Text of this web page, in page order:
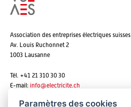
Association des entreprises électriques suisses
Av. Louis Ruchonnet 2
1003 Lausanne
Tél. +41 21 310 30 30
E-mail: info@electricite.ch
Paramètres des cookies